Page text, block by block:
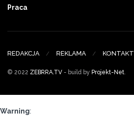
Praca
REDAKCJA REKLAMA KONTAKT
© 2022 ZEBRRA.TV - build by Projekt-Net.
Warning: